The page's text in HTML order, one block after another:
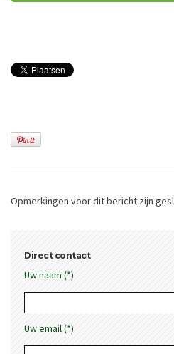
Opmerkingen voor dit bericht zijn
Direct contact
Uw naam (*)
Uw email (*)